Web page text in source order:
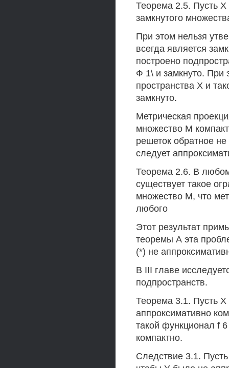
Теорема 2.5. Пусть
замкнутого
При этом нельзя
всегда является
построено
Ф 1\ и замкнуто. При
пространства X и
замкнуто.
Метрическая
множество М
решеток обратное
следует
Теорема 2.6. В
существует такое
множество М, что
любого
Этот результат
теоремы А эта
(*) не
В III главе
подпространств.
Теорема 3.1. Пусть
аппроксимативно
такой функционал f
компактно.
Следствие 3.1.